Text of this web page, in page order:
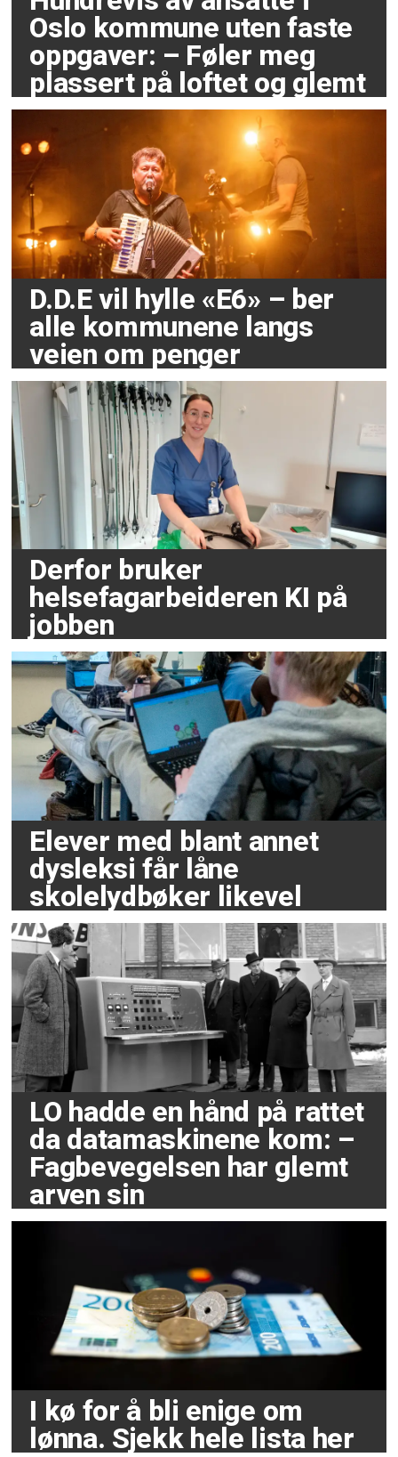
Oslo kommune uten faste
oppgaver: – Føler meg
plassert på loftet og glemt
D.D.E vil hylle «E6» – ber
alle kommunene langs
veien om penger
Derfor bruker
helsefagarbeideren KI på
jobben
Elever med blant annet
dysleksi får låne
skolelydbøker likevel
LO hadde en hånd på rattet
da datamaskinene kom: –
Fagbevegelsen har glemt
arven sin
I kø for å bli enige om
lønna. Sjekk hele lista her